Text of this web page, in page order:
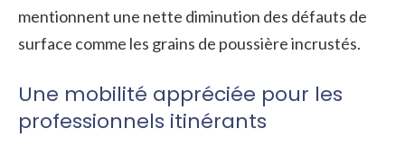
mentionnent une nette diminution des défauts de
surface comme les grains de poussière incrustés.
Une mobilité appréciée pour les
professionnels itinérants